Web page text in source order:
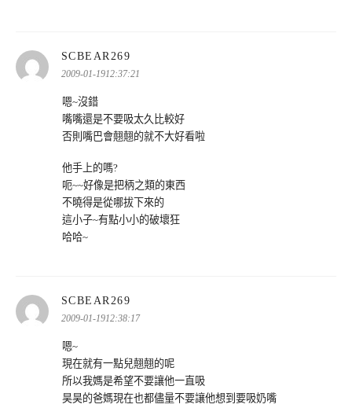
SCBEAR269
示:
2009-01-1912:37:21
嗯~沒錯
嘴嘴還是不要吸太久比較好
否則嘴巴會翹翹的就不大好看啦
他手上的嗎?
呃~~好像是把柄之類的東西
不曉得是從哪拔下來的
這小子~有點小小的破壞狂
哈哈~
SCBEAR269
示:
2009-01-1912:38:17
嗯~
現在就有一點兒翹翹的呢
所以我媽是希望不要讓他一直吸
昊昊的爸媽現在也都儘量不要讓他想到要吸奶嘴